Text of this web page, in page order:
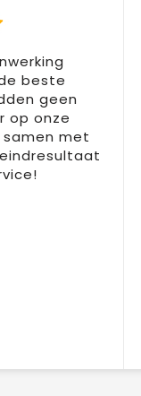
beste
geen
op onze
met